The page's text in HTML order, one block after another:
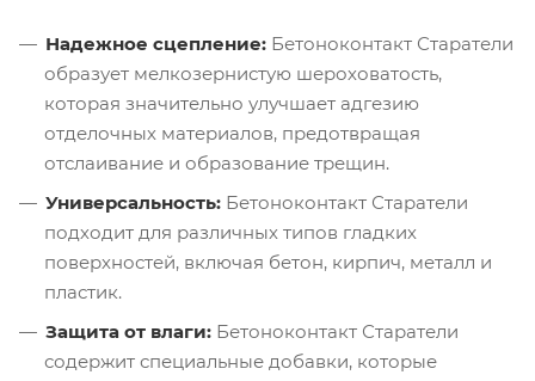
Надежное сцепление: Бетоноконтакт Старатели
образует мелкозернистую шероховатость,
которая значительно улучшает адгезию
отделочных материалов, предотвращая
отслаивание и образование трещин.
Универсальность: Бетоноконтакт Старатели
подходит для различных типов гладких
поверхностей, включая бетон, кирпич, металл и
пластик.
Защита от влаги: Бетоноконтакт Старатели
содержит специальные добавки, которые